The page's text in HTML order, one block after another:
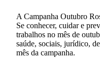
A Campanha Outubro
Se conhecer, cuidar e
trabalhos no mês de
saúde, sociais, jurídico,
mês da campanha.